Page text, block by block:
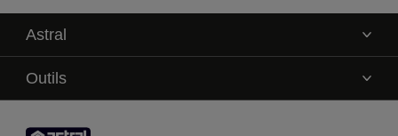
Astral
La marque
Service technique
Contact
Outils